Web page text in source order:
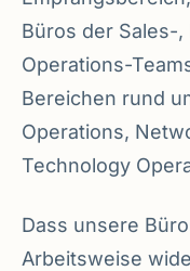
Büros der Sales-
Operations-
Bereichen rund
Operations,
Technology
Dass unsere
Arbeitsweise